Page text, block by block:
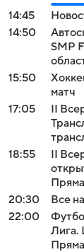
14:45
14:50
SMP
15:50
матч
17:05
II
18:55
II
20:30
Все
22:00
Лига.